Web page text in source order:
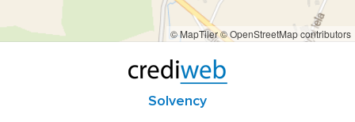
© MapTiler© OpenStreetMap contributors
Solvency